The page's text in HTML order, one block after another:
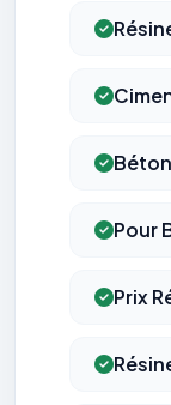
Pour
Prix